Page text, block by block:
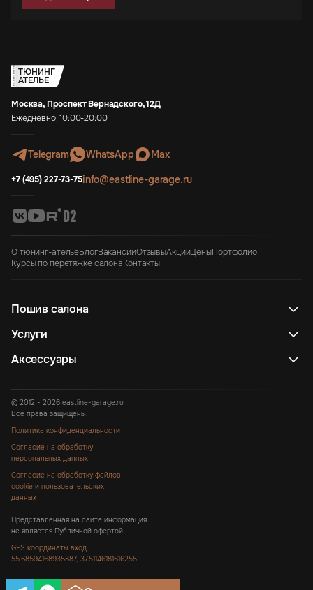
ТЮНИНГ
АТЕЛЬЕ
Москва, Проспект Вернадского, 12Д
Ежедневно: 10:00-20:00
Telegram WhatsApp Max
+7 (495) 227-73-75info@eastline-garage.ru
О тюнинг-ательеБлогВакансииОтзывыАкцииЦеныПортфолио
Курсы по перетяжке салонаКонтакты
Пошив салона
Услуги
Аксессуары
© 2012 - 2026 eastline-garage.ru
Все права защищены.
Политика конфиденциальности
Согласие на обработку
персональных данных
Согласие на обработку файлов
cookie и пользовательских
данных
Представленная на сайте информация
не является Публичной офертой
GPS координаты вход:
55.68594168935887, 37.51146181616255